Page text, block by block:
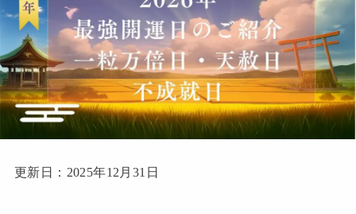
更新日：2025年12月31日